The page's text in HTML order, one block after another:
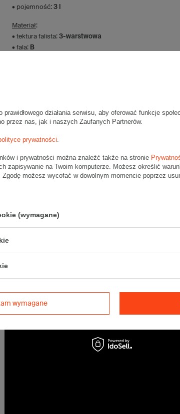
• pojemność: 3 l
Materiał:
• tektura falista: 3-warstwowa
• fala: B
• typ fefco: F0427
• składanie: Ręczne
Karton nadaje się do pakowania wysyłek kurierskich:
• Poczta Polska Paczka A
• InPost A
Opakowanie z paskiem klejowym. Łatwe w składaniu -
działania serwisu, aby oferować funkcje
przez nas, jak i naszych Zaufanych Partnerów.
prywatności.
i prywatności można znaleźć także na stronie
zapisywanie na Twoim komputerze. Możesz określić
Zgodę możesz wycofać w dowolnym momencie poprzez
(wymagane)
wymagane